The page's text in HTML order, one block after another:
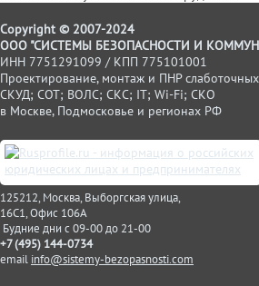
Copyright © 2007-2024
ООО "СИСТЕМЫ БЕЗОПАСНОСТИ И
ИНН 7751291099 / КПП 775101001
Проектирование, монтаж и ПНР
СКУД; СОТ; ВОЛС; СКС; IT; Wi-Fi; СКО
в Москве, Подмосковье и регионах РФ
125212, Москва, Выборгская улица,
16С1, Офис 106А
Будние дни с 09-00 до 21-00
+7 (495) 144-0734
email info@sistemy-bezopasnosti.com